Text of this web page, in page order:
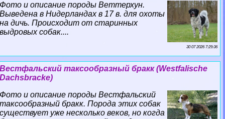
Фото и описание породы Веттерхун.
Выведена в Нидерландах в 17 в. для охоты
на дичь. Происходит от старинных
выдровых собак....
30 07 2026 7:29:36
Вестфальский таксообразный бpaкк (Westfalische
Dachsbracke)
Фото и описание породы Вестфальский
таксообразный бpaкк. Порода этих собак
существует уже несколько веков, но когда